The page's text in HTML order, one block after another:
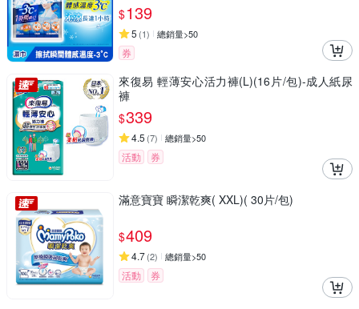
$139
5 (1) 總銷量>50
券
來復易 輕薄安心活力褲(L)(16片/包)-成人紙尿
褲
$339
4.5 (7) 總銷量>50
活動 券
滿意寶寶 瞬潔乾爽( XXL)( 30片/包)
$409
4.7(2) 總銷量>50
活動 券